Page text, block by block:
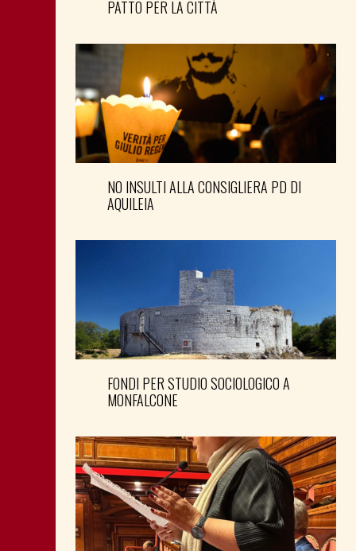
PATTO PER LA CITTÀ
NO INSULTI ALLA CONSIGLIERA PD DI
AQUILEIA
FONDI PER STUDIO SOCIOLOGICO A
MONFALCONE